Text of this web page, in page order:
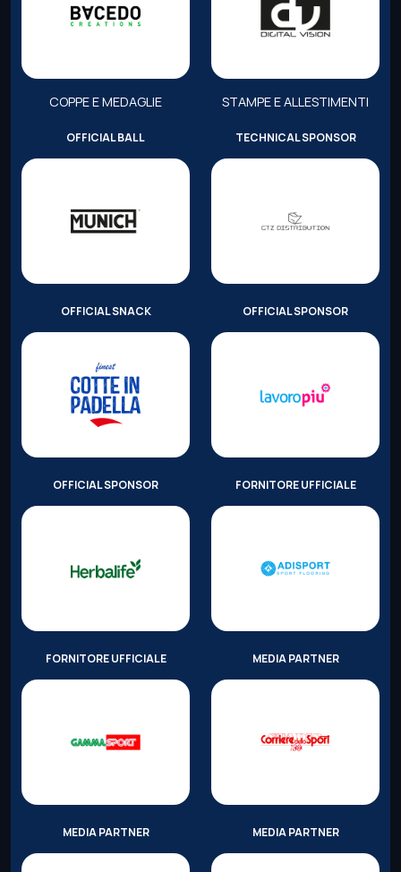
COPPE E MEDAGLIE STAMPE E ALLESTIMENTI
OFFICIAL BALL TECHNICAL SPONSOR
OFFICIAL SNACK OFFICIAL SPONSOR
OFFICIAL SPONSOR FORNITORE UFFICIALE
FORNITORE UFFICIALE MEDIA PARTNER
MEDIA PARTNER MEDIA PARTNER